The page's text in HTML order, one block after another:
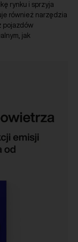
rynku i sprzyja
również narzędzia
pojazdów
jak